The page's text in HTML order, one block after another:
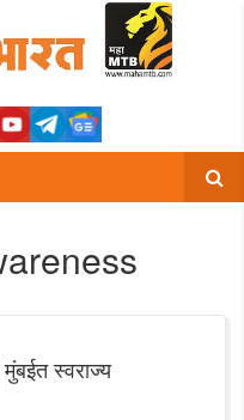
स्वराज्य